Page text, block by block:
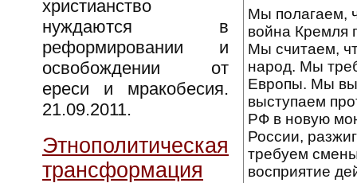
христианство
нуждаются в
реформировании и
освобождении от
ереси и мракобесия.
21.09.2011.
Этнополитическая
трансформация
Мы полагаем,
война Кремля
Мы считаем,
народ. Мы
Европы. Мы
выступаем
РФ в новую
России,
требуем
восприятие